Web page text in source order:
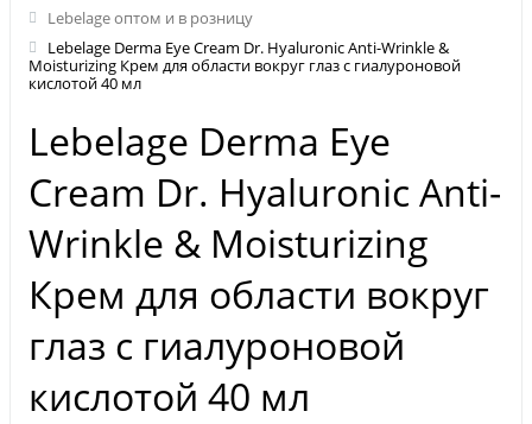
Lebelage оптом и в розницу
Lebelage Derma Eye Cream Dr. Hyaluronic Anti-Wrinkle &
Moisturizing Крем для области вокруг глаз с гиалуроновой
кислотой 40 мл
Lebelage Derma Eye
Cream Dr. Hyaluronic Anti-
Wrinkle & Moisturizing
Крем для области вокруг
глаз с гиалуроновой
кислотой 40 мл